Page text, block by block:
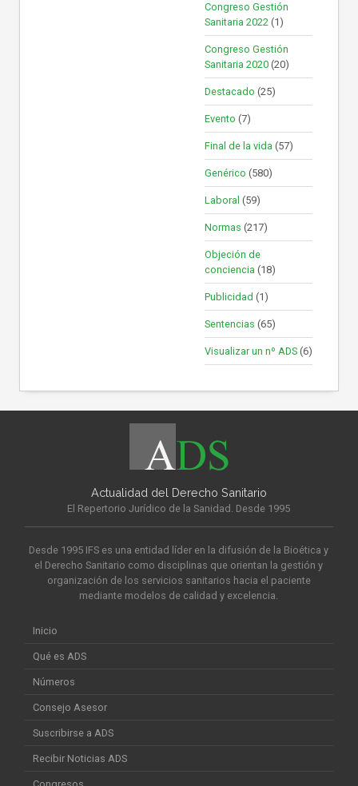
Congreso Gestión
Sanitaria 2022 (1)
Congreso Gestión
Sanitaria 2020 (20)
Destacado (25)
Evento (7)
Final de la vida (57)
Genérico (580)
Laboral (59)
Normas (217)
Objeción de
conciencia (18)
Publicidad (1)
Sentencias (65)
Visualizar un nº ADS (6)
Actualidad del Derecho Sanitario
El Repertorio Jurídico de la Sanidad. Desde 1995
Desde 1995 IFS es una entidad líder en la difusión de la Bioética y
el Derecho Sanitario como disciplinas que orientan la gestión y
organización de los servicios sanitarios hacia el paciente
mediante modelos de calidad y excelencia.
Inicio
Qué es ADS
Números
Consejo Asesor
Suscribirse a ADS
Recibir Noticias ADS